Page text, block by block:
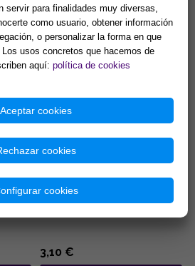
1,80 €
Comprar
DE
LLAVERO ACERO DISEÑO
TETRAGRAMATON 3,5 X 10,5
3,10 €
servir para finalidades muy diversas,
como usuario, obtener información
o personalizar la forma en que
usos concretos que hacemos de
aquí: política de cookies
Aceptar cookies
cookies
cookies